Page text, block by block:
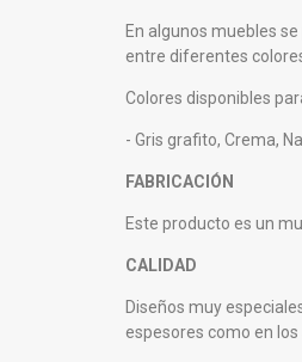
En algunos muebles
entre diferentes
Colores disponibles
- Gris grafito, Crema,
FABRICACIÓN
Este producto es un
CALIDAD
Diseños muy
espesores como en